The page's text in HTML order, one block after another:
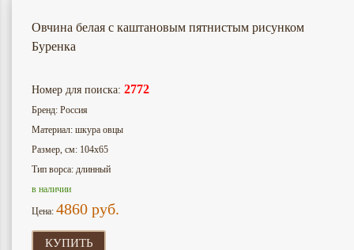
Овчина белая с каштановым пятнистым рисунком
Буренка
Номер для поиска: 2772
Бренд: Россия
Материал: шкура овцы
Размер, см: 104х65
Тип ворса: длинный
в наличии
Цена: 4860 руб.
КУПИТЬ